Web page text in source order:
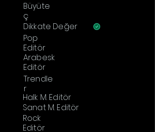
Büyüte
ç
Dikkate Değer
Pop
Editör
Arabesk
Editör
Trendle
r
Halk M. Editör
Sanat M. Editör
Rock
Editör